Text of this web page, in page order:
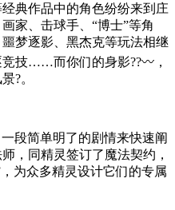
典作品中的角色纷纷来到庄
家、击球手、“博士”等角
梦逐影、黑杰克等玩法相继
技……而你们的身影??〰，
?。
段简单明了的剧情来快速阐
，同精灵签订了魔法契约，
为众多精灵设计它们的专属